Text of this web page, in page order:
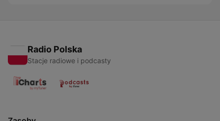
Radio Polska
Stacje radiowe i podcasty